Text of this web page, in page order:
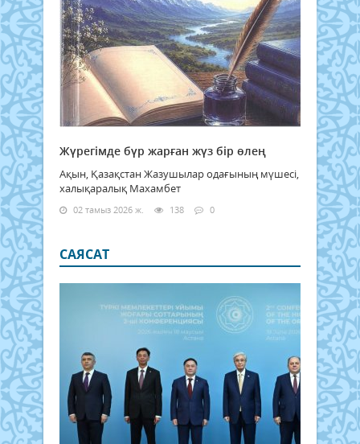
Жүрегімде бүр жарған жүз бір өлең
Ақын, Қазақстан Жазушылар одағының мүшесі,
халықаралық Махамбет
02 тамыз 2026 ж. 138 0
САЯСАТ